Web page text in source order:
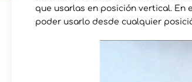
que usarlas en posición vertical. En
poder usarlo desde cualquier